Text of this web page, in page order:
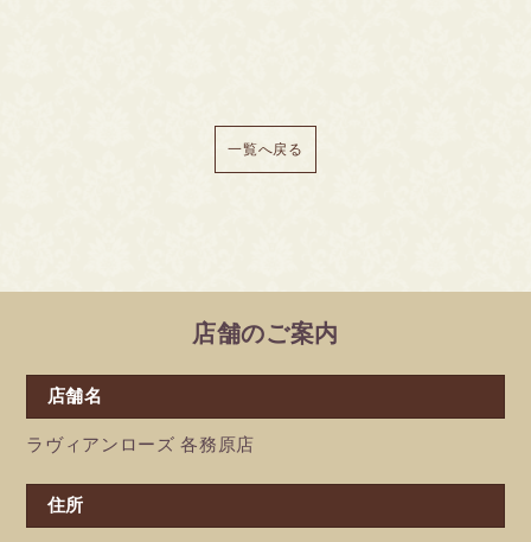
一覧へ戻る
店舗のご案内
店舗名
ラヴィアンローズ 各務原店
住所